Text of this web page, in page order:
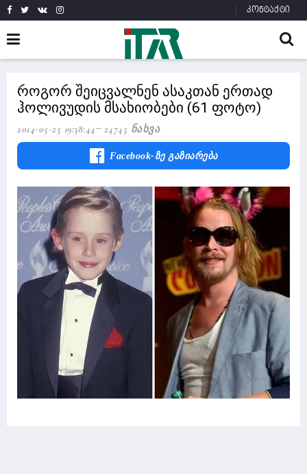
კონტაქტი
როგორ შეიცვალნენ ასაკთან ერთად
ჰოლივუდის მსახიობები (61 ფოტო)
2014-05-25 19:38:44 24745 Ნახვა
Facebook-Ზე Გაზიარება